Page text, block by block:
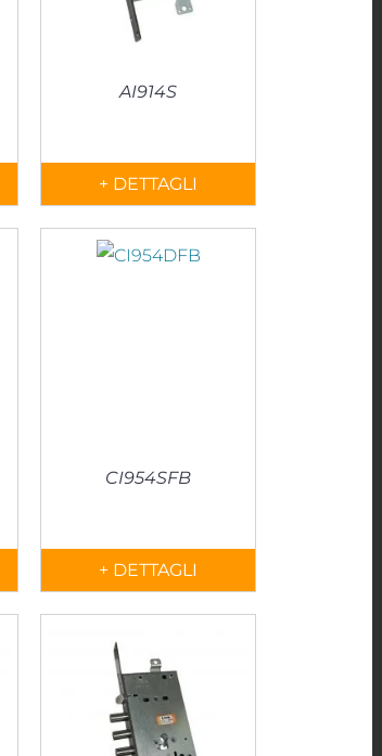
AI914S
+ DETTAGLI
CI954SFB
+ DETTAGLI